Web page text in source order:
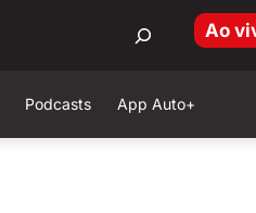
Ao
Podcasts App Auto+